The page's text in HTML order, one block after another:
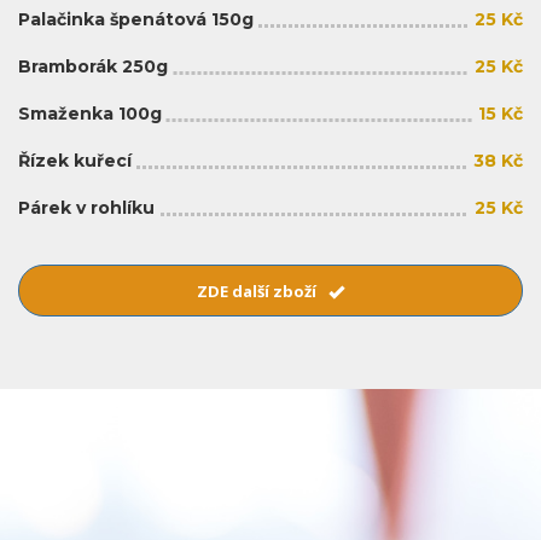
Palačinka špenátová 150g 25 Kč
Bramborák 250g 25 Kč
Smaženka 100g 15 Kč
Řízek kuřecí 38 Kč
Párek v rohlíku 25 Kč
ZDE další zboží